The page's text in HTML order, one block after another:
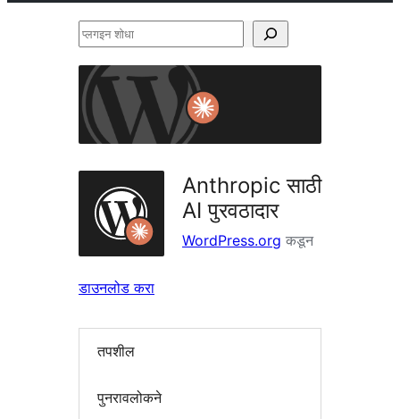
प्लगइन
Anthropic साठी
AI पुरवठादार
WordPress.org कडून
डाउनलोड करा
तपशील
पुनरावलोकने